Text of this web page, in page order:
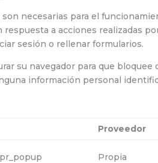
son necesarias para el
respuesta a acciones realizadas
sesión o rellenar formularios.
su navegador para que
información personal
Proveedor
Propia